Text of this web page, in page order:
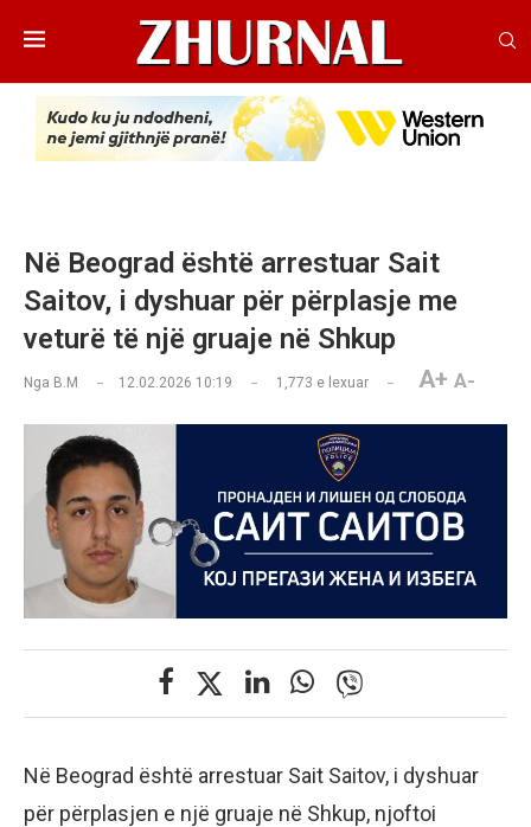
Në Beograd është arrestuar Sait
Saitov, i dyshuar për përplasje me
veturë të një gruaje në Shkup
Nga B.M 12.02.2026 10:19 1,773 e lexuar A+ A-
Në Beograd është arrestuar Sait Saitov, i dyshuar
për përplasjen e një gruaje në Shkup, njoftoi